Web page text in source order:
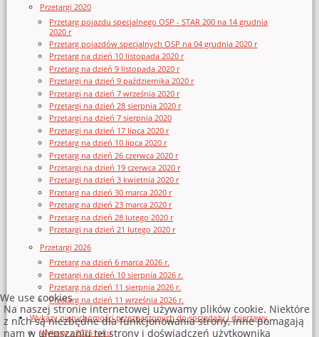
Przetargi 2020
Przetarg pojazdu specjalnego OSP - STAR 200 na 14 grudnia
2020 r
Przetarg pojazdów specjalnych OSP na 04 grudnia 2020 r
Przetarg na dzień 10 listopada 2020 r
Przetarg na dzień 9 listopada 2020 r
Przetargi na dzień 9 października 2020 r
Przetargi na dzień 7 września 2020 r
Przetargi na dzień 28 sierpnia 2020 r
Przetargi na dzień 7 sierpnia 2020
Przetargi na dzień 17 lipca 2020 r
Przetarg na dzień 10 lipca 2020 r
Przetarg na dzień 26 czerwca 2020 r
Przetargi na dzień 19 czerwca 2020 r
Przetargi na dzień 3 kwietnia 2020 r
Przetarg na dzień 30 marca 2020 r
Przetarg na dzień 23 marca 2020 r
Przetarg na dzień 28 lutego 2020 r
Przetargi na dzień 21 lutego 2020 r
Przetargi 2026
Przetarg na dzień 6 marca 2026 r.
Przetargi na dzień 10 sierpnia 2026 r.
Przetarg na dzień 11 sierpnia 2026 r.
Przetarg na dzień 11 września 2026 r.
Wykazy nieruchomości przeznaczonych do sprzedaży i dzierżawy
Wykazy z 2026 roku
We use cookies
Na naszej stronie internetowej używamy plików cookie. Niektóre
z nich są niezbędne dla funkcjonowania strony, inne pomagają
nam w ulepszaniu tej strony i doświadczeń użytkownika